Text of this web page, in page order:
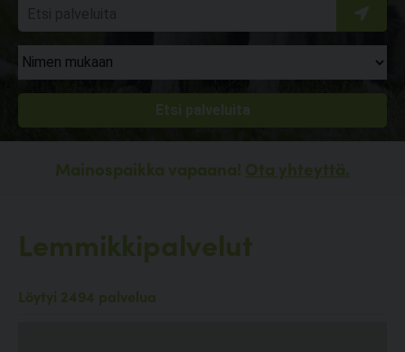
Mainospaikka vapaana! Ota yhteyttä.
Lemmikkipalvelut
Löytyi 2494 palvelua